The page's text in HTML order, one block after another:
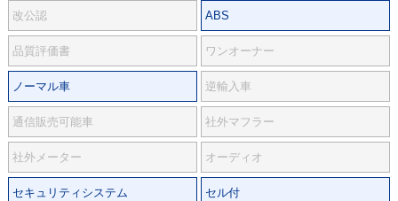
改公認 ABS
品質評価書 ワンオーナー
ノーマル車 逆輸入車
通信販売可能車 社外マフラー
社外メーター オーディオ
セキュリティシステム セル付